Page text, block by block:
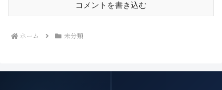
コメントを書き込む
ホーム 未分類